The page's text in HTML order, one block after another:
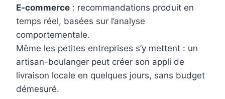
E-commerce : recommandations produit en
temps réel, basées sur l’analyse
comportementale.
Même les petites entreprises s’y mettent : un
artisan-boulanger peut créer son appli de
livraison locale en quelques jours, sans budget
démesuré.